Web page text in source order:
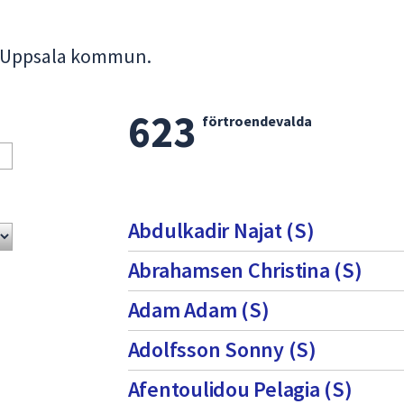
kommun.
Lista
med
1
623 förtroendevalda
Abdulkadir Najat (S)
Abrahamsen Christina (S)
Adam Adam (S)
Adolfsson Sonny (S)
Afentoulidou Pelagia (S)